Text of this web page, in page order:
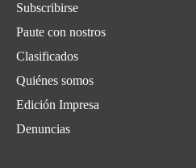
Subscribirse
Paute con nostros
Clasificados
Quiénes somos
Edición Impresa
Denuncias